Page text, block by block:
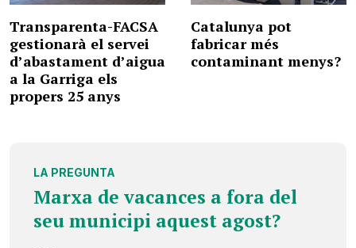
Transparenta-FACSA
gestionarà el servei
d’abastament d’aigua
a la Garriga els
propers 25 anys
Catalunya pot
fabricar més
contaminant menys?
LA PREGUNTA
Marxa de vacances a fora del
seu municipi aquest agost?